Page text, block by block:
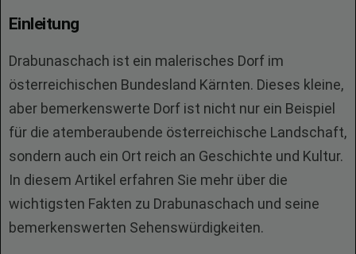
Einleitung
Drabunaschach ist ein malerisches Dorf im
österreichischen Bundesland Kärnten. Dieses kleine,
aber bemerkenswerte Dorf ist nicht nur ein Beispiel
für die atemberaubende österreichische Landschaft,
sondern auch ein Ort reich an Geschichte und Kultur.
In diesem Artikel erfahren Sie mehr über die
wichtigsten Fakten zu Drabunaschach und seine
bemerkenswerten Sehenswürdigkeiten.